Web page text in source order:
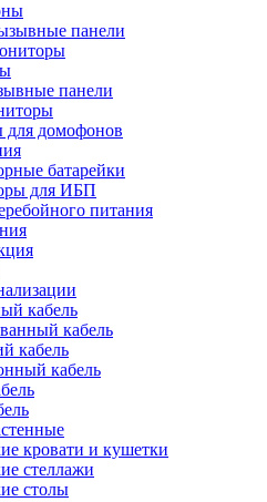
панели
панели
для домофонов
батарейки
для ИБП
питания
кабель
кабель
кабель
кабель
кровати и кушетки
стеллажи
столы